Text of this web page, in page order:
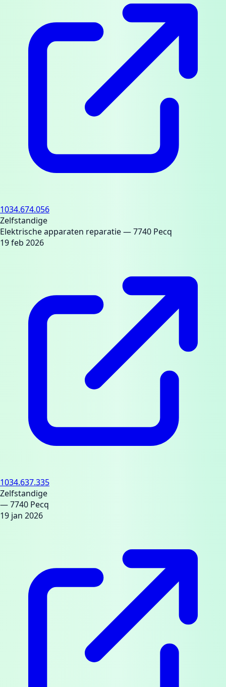
1034.674.056
Zelfstandige
Elektrische apparaten reparatie— 7740 Pecq
19 feb 2026
1034.637.335
Zelfstandige
— 7740 Pecq
19 jan 2026